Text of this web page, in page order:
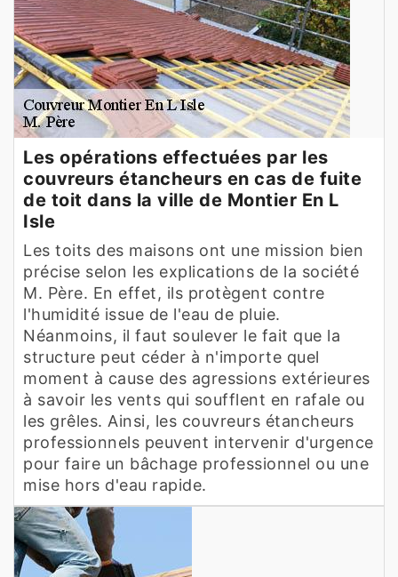
Les opérations effectuées par les
couvreurs étancheurs en cas de fuite
de toit dans la ville de Montier En L
Isle
Les toits des maisons ont une mission bien
précise selon les explications de la société
M. Père. En effet, ils protègent contre
l'humidité issue de l'eau de pluie.
Néanmoins, il faut soulever le fait que la
structure peut céder à n'importe quel
moment à cause des agressions extérieures
à savoir les vents qui soufflent en rafale ou
les grêles. Ainsi, les couvreurs étancheurs
professionnels peuvent intervenir d'urgence
pour faire un bâchage professionnel ou une
mise hors d'eau rapide.